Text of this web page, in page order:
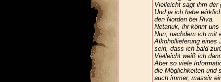
Vielleicht sagt ihm der
Und ja ich habe
den Norden bei Riva.
Netanuk, ihr könnt
Nun, nachdem ich mit
Alkohollieferung eines
sein, dass ich bald
Vielleicht weiß ich
Aber so viele
die Möglichkeiten und
auch immer, massiv